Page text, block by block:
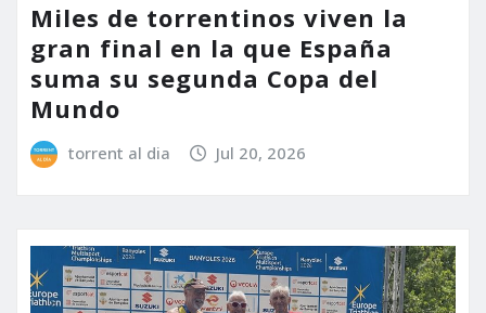
Miles de torrentinos viven la
gran final en la que España
suma su segunda Copa del
Mundo
torrent al dia Jul 20, 2026